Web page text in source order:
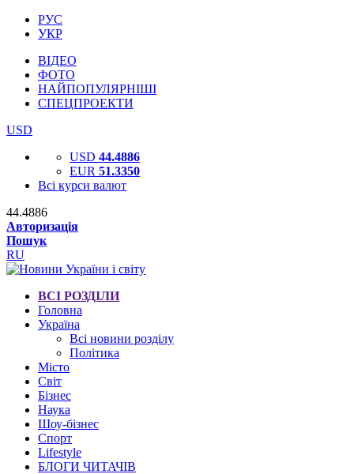
РУС
УКР
ВІДЕО
ФОТО
НАЙПОПУЛЯРНІШІ
СПЕЦПРОЕКТИ
USD
USD 44.4886
EUR 51.3350
Всі курси валют
44.4886
Авторизація
Пошук
RU
ВСІ РОЗДІЛИ
Головна
Україна
Всі новини розділу
Політика
Місто
Світ
Бізнес
Наука
Шоу-бізнес
Спорт
Lifestyle
БЛОГИ ЧИТАЧІВ